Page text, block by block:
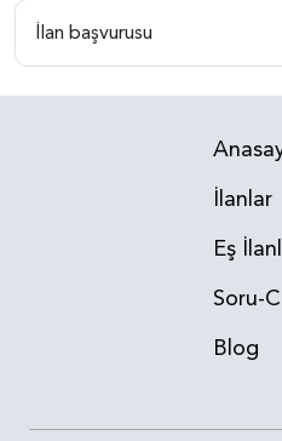
İlan başvurusu
İlanlar
Eş
Soru-
Blog